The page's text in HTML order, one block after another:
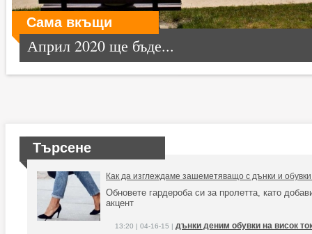
Сама вкъщи
Април 2020 ще бъде...
Търсене
Как да изглеждаме зашеметяващо с дънки и обувки
Обновете гардероба си за пролетта, като
акцент
13:20 | 04-16-15 | дънки деним обувки на висок